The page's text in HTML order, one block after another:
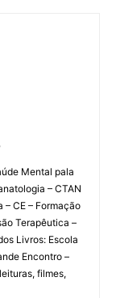
Mental pala
– CTAN
CE – Formação
Terapêutica –
Livros: Escola
Encontro –
filmes,